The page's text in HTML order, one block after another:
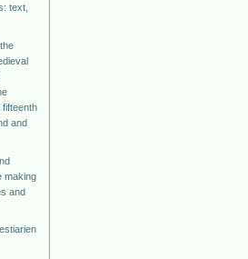
text,
fifteenth
and
making
and